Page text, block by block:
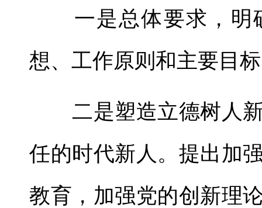
一是总体要求，明
想、工作原则和主要目
二是塑造立德树人新
任的时代新人。提出加
教育，加强党的创新理